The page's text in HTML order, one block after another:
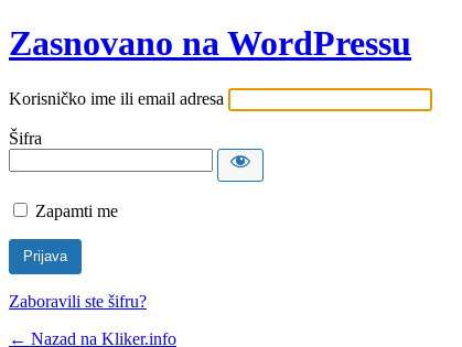
Zasnovano na WordPressu
Korisničko ime ili email adresa
Šifra
Zapamti me
Zaboravili ste šifru?
← Nazad na Kliker.info